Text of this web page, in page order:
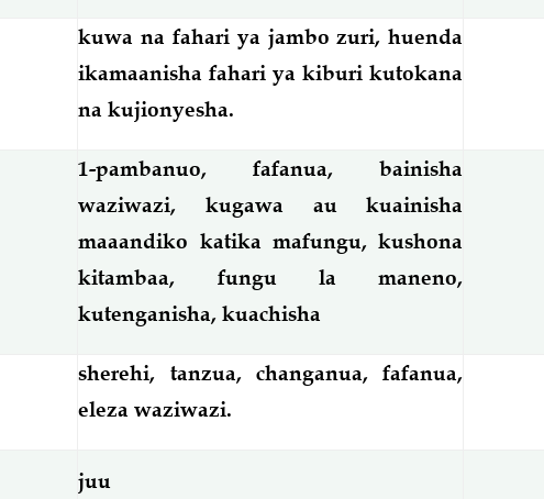
kuwa na fahari ya jambo zuri, huenda
ikamaanisha fahari ya kiburi kutokana
na kujionyesha.
1-pambanuo, fafanua, bainisha
waziwazi, kugawa au kuainisha
maaandiko katika mafungu, kushona
kitambaa, fungu la maneno,
kutenganisha, kuachisha
sherehi, tanzua, changanua, fafanua,
eleza waziwazi.
juu